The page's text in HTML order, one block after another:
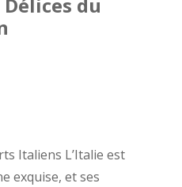
du
Italiens L’Italie est
exquise, et ses